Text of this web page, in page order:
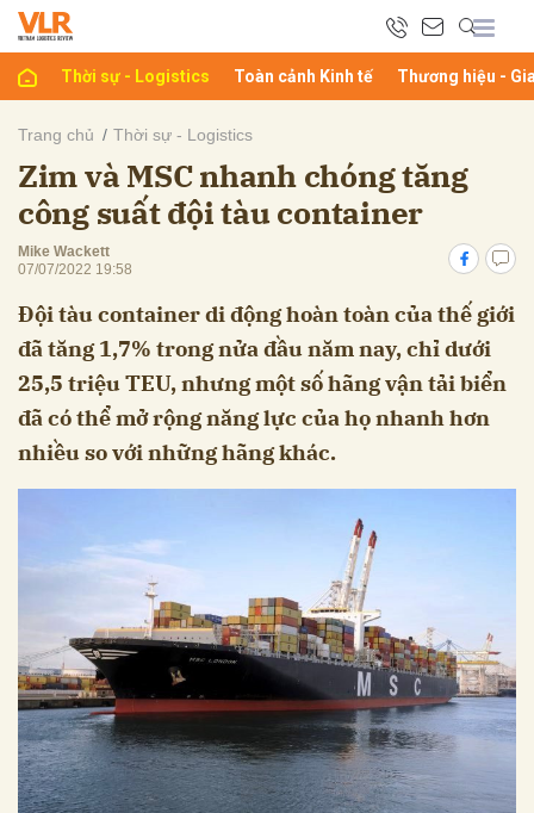
Thời sự - Logistics Toàn cảnh Kinh tế Thương hiệu -
Trang chủ Thời sự - Logistics
Zim và MSC nhanh chóng tăng
công suất đội tàu container
Mike Wackett
07/07/2022 19:58
Đội tàu container di động hoàn toàn của thế giới
đã tăng 1,7% trong nửa đầu năm nay, chỉ dưới
25,5 triệu TEU, nhưng một số hãng vận tải biển
đã có thể mở rộng năng lực của họ nhanh hơn
nhiều so với những hãng khác.
luận
Hủy